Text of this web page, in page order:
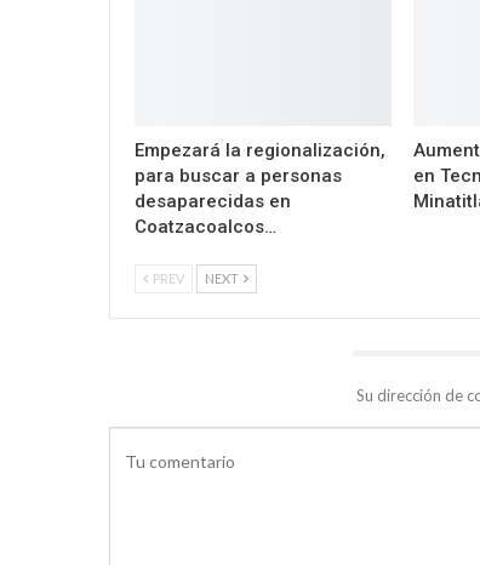
Empezará la regionalización,
para buscar a personas
desaparecidas en
Coatzacoalcos…
en
PREV NEXT
Su dirección de